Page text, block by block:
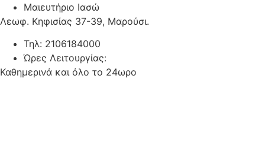
Μαιευτήριο Ιασώ
Λεωφ. Κηφισίας 37-39, Μαρούσι.
Τηλ: 2106184000
Ώρες Λειτουργίας:
Καθημερινά και όλο το 24ωρο